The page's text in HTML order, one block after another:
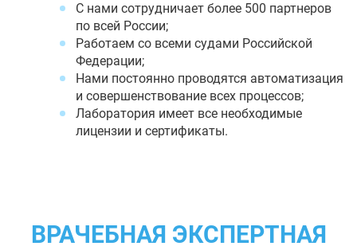
С нами сотрудничает более 500 партнеров
по всей России;
Работаем со всеми судами Российской
Федерации;
Нами постоянно проводятся автоматизация
и совершенствование всех процессов;
Лаборатория имеет все необходимые
лицензии и сертификаты.
ВРАЧЕБНАЯ ЭКСПЕРТНАЯ